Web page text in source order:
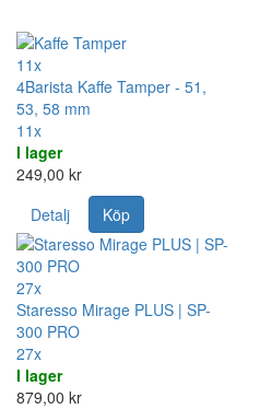
11x
4Barista Kaffe Tamper - 51,
53, 58 mm
11x
I lager
249,00 kr
Detalj
Köp
27x
Staresso Mirage PLUS | SP-
300 PRO
27x
I lager
879,00 kr